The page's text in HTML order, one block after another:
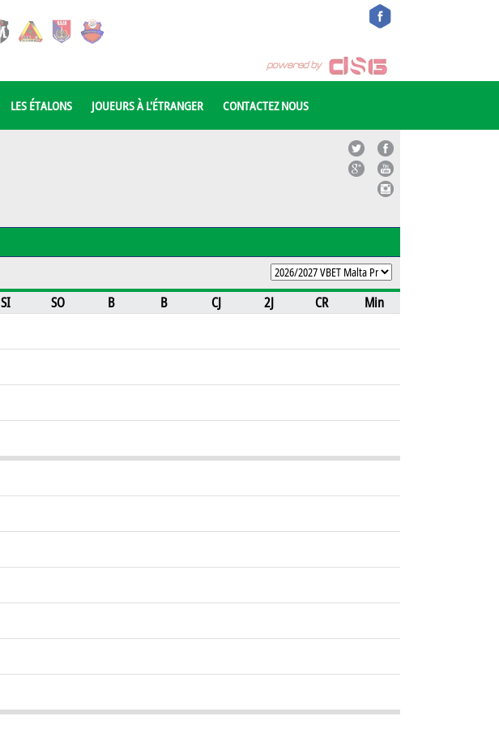
LES ÉTALONS JOUEURS À L'ÉTRANGER CONTACTEZ NOUS
SI SO B B CJ 2J CR
Min